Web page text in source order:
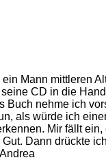
Mann mittleren
CD in die
nehme ich
als würde ich
Mir fällt
Dann drückte